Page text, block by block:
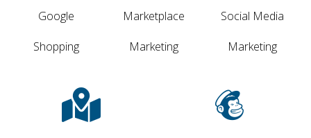
Google
Shopping
Marketplace
Marketing
Social Media
Marketing